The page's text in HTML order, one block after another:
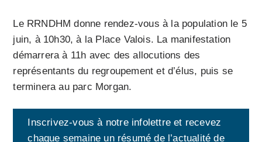
Le RRNDHM donne rendez-vous à la population le 5
juin, à 10h30, à la Place Valois. La manifestation
démarrera à 11h avec des allocutions des
représentants du regroupement et d’élus, puis se
terminera au parc Morgan.
Inscrivez-vous à notre infolettre et recevez
chaque semaine un résumé de l’actualité de